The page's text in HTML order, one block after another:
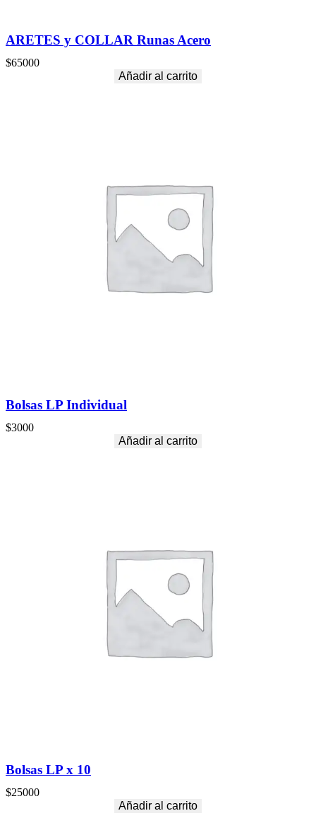
ARETES y COLLAR Runas Acero
$65000
Añadir al carrito
Bolsas LP Individual
$3000
Añadir al carrito
Bolsas LP x 10
$25000
Añadir al carrito